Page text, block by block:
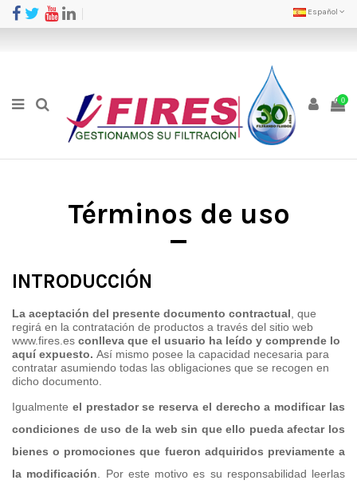
Español
0
Términos de uso
INTRODUCCIÓN
La aceptación del presente documento contractual, que
regirá en la contratación de productos a través del sitio web
www.fires.es conlleva que el usuario ha leído y comprende lo
aquí expuesto. Así mismo posee la capacidad necesaria para
contratar asumiendo todas las obligaciones que se recogen en
dicho documento.
Igualmente el prestador se reserva el derecho a modificar las
condiciones de uso de la web sin que ello pueda afectar los
bienes o promociones que fueron adquiridos previamente a
la modificación . Por este motivo es su responsabilidad leerlas